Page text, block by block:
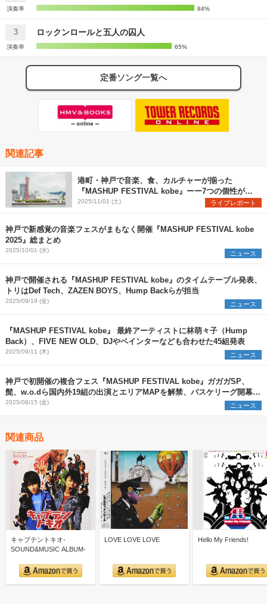
演奏率 84%
3 ロックンロールと五人の囚人
演奏率 65%
定番ソング一覧へ
関連記事
港町・神戸で音楽、食、カルチャーが揃った
『MASHUP FESTIVAL kobe』ーー7つの個性が示
すフェスの未来形
2025/11/01 (土) ライブレポート
神戸で新感覚の音楽フェスがまもなく開催『MASHUP FESTIVAL kobe
2025』総まとめ
2025/10/01 (水) ニュース
神戸で開催される『MASHUP FESTIVAL kobe』のタイムテーブル発表、
トリはDef Tech、ZAZEN BOYS、Hump Backらが担当
2025/09/19 (金) ニュース
『MASHUP FESTIVAL kobe』 最終アーティストに林萌々子（Hump
Back）、FIVE NEW OLD、DJやペインターなども合わせた45組発表
2025/09/11 (木) ニュース
神戸で初開催の複合フェス『MASHUP FESTIVAL kobe』ガガガSP、
髭、w.o.dら国内外19組の出演とエリアMAPを解禁、バスケリーグ開幕戦
も同時開催
2025/08/15 (金) ニュース
関連商品
キャプテントキオ-
SOUND&MUSIC ALBUM-
LOVE LOVE LOVE Hello My Friends!